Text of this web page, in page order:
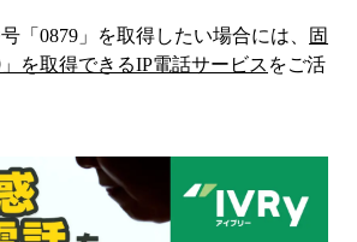
「 0879 」を取得したい場合には、
固
」を取得できるIP電話サービス をご活